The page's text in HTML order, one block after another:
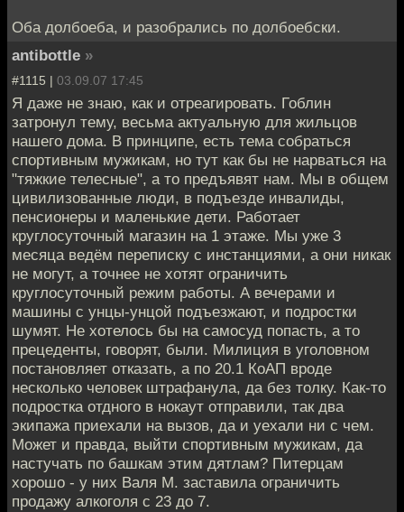
Оба долбоеба, и разобрались по долбоебски.
antibottle »
#1115 | 03.09.07 17:45
Я даже не знаю, как и отреагировать. Гоблин
затронул тему, весьма актуальную для жильцов
нашего дома. В принципе, есть тема собраться
спортивным мужикам, но тут как бы не нарваться на
"тяжкие телесные", а то предъявят нам. Мы в общем
цивилизованные люди, в подъезде инвалиды,
пенсионеры и маленькие дети. Работает
круглосуточный магазин на 1 этаже. Мы уже 3
месяца ведём переписку с инстанциями, а они никак
не могут, а точнее не хотят ограничить
круглосуточный режим работы. А вечерами и
машины с унцы-унцой подъезжают, и подростки
шумят. Не хотелось бы на самосуд попасть, а то
прецеденты, говорят, были. Милиция в уголовном
постановляет отказать, а по 20.1 КоАП вроде
несколько человек штрафанула, да без толку. Как-то
подростка отдного в нокаут отправили, так два
экипажа приехали на вызов, да и уехали ни с чем.
Может и правда, выйти спортивным мужикам, да
настучать по башкам этим дятлам? Питерцам
хорошо - у них Валя М. заставила ограничить
продажу алкоголя с 23 до 7.